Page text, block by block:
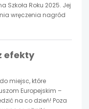
Szkoła Roku 2025. Jej
wręczenia nagród
efekty
miejsc, które
Europejskim –
na co dzień! Poza